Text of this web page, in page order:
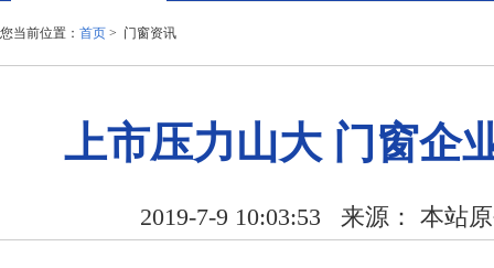
您当前位置： 首页 > 门窗资讯
上市压力山大 门窗企
2019-7-9 10:03:53 来源： 本站